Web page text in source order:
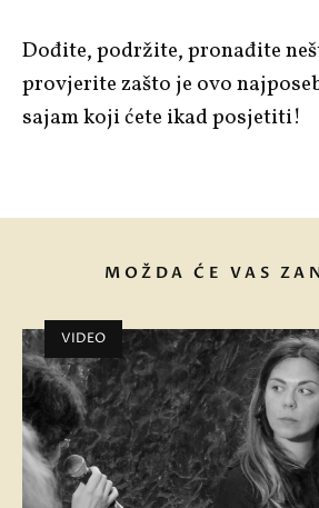
Dođite, podržite, pronađite
provjerite zašto je ovo
sajam koji ćete ikad posjetiti!
MOŽDA ĆE VAS
VIDEO